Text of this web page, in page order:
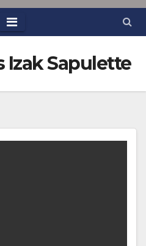
Izak Sapulette